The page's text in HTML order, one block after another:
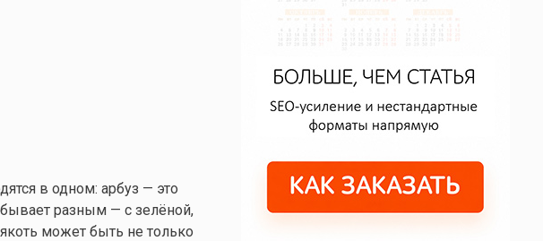
в одном: арбуз — это
разным — с зелёной,
может быть не только